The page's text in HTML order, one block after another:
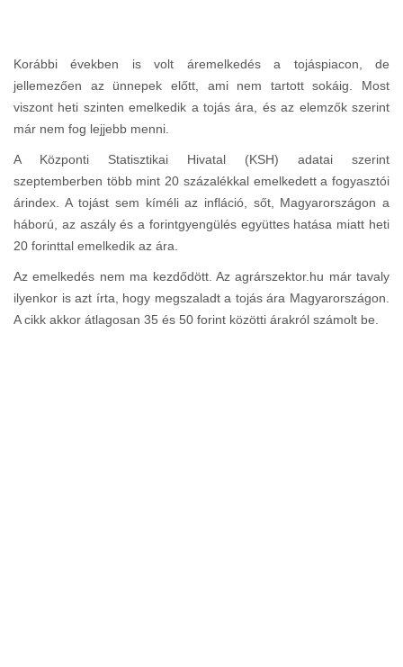
Korábbi években is volt áremelkedés a tojáspiacon, de
jellemezően az ünnepek előtt, ami nem tartott sokáig. Most
viszont heti szinten emelkedik a tojás ára, és az elemzők szerint
már nem fog lejjebb menni.
A Központi Statisztikai Hivatal (KSH) adatai szerint
szeptemberben több mint 20 százalékkal emelkedett a fogyasztói
árindex. A tojást sem kíméli az infláció, sőt, Magyarországon a
háború, az aszály és a forintgyengülés együttes hatása miatt heti
20 forinttal emelkedik az ára.
Az emelkedés nem ma kezdődött. Az agrárszektor.hu már tavaly
ilyenkor is azt írta, hogy megszaladt a tojás ára Magyarországon.
A cikk akkor átlagosan 35 és 50 forint közötti árakról számolt be.